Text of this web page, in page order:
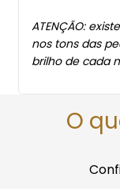
ATENÇÃO:
nos tons das
brilho de cada
O